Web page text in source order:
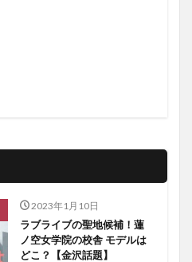
2023年1月10日
ラブライブの聖地候補！蓮
ノ空女学院の校舎 モデルは
どこ？【金沢話題】